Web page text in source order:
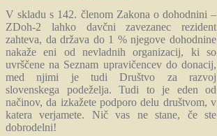
V skladu s 142. členom Zakona o dohodnini –
ZDoh-2 lahko davčni zavezanec rezident
zahteva, da država do 1 % njegove dohodnine
nakaže eni od nevladnih organizacij, ki so
uvrščene na Seznam upravičencev do donacij,
med njimi je tudi Društvo za razvoj
slovenskega podeželja. Tudi to je eden od
načinov, da izkažete podporo delu društvom, v
katera verjamete. Nič vas ne stane, če ste
dobrodelni!